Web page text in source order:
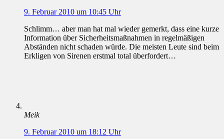
9. Februar 2010 um 10:45 Uhr
Schlimm… aber man hat mal wieder gemerkt, dass eine kurze
Information über Sicherheitsmaßnahmen in regelmäßigen
Abständen nicht schaden würde. Die meisten Leute sind beim
Erkligen von Sirenen erstmal total überfordert…
Meik
9. Februar 2010 um 18:12 Uhr